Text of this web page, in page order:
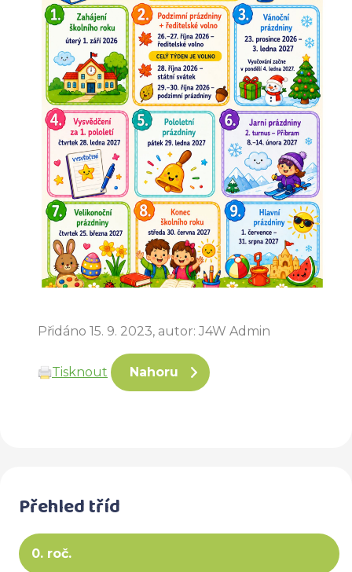
Přidáno 15. 9. 2023, autor: J4W Admin
Tisknout Nahoru
Přehled tříd
0. roč.